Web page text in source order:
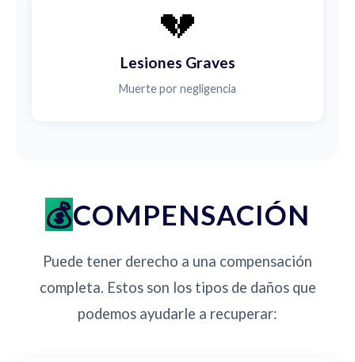
💔
Lesiones Graves
Muerte por negligencia
COMPENSACIÓN
Puede tener derecho a una compensación
completa. Estos son los tipos de daños que
podemos ayudarle a recuperar: